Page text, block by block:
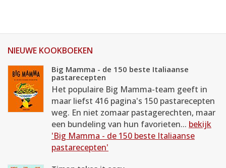
NIEUWE KOOKBOEKEN
Big Mamma - de 150 beste Italiaanse
pastarecepten
Het populaire Big Mamma-team geeft in
maar liefst 416 pagina's 150 pastarecepten
weg. En niet zomaar pastagerechten, maar
een bundeling van hun favorieten... bekijk
'Big Mamma - de 150 beste Italiaanse
pastarecepten'